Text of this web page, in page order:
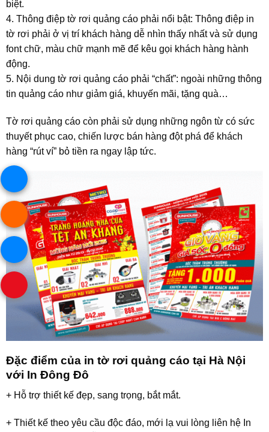
biệt.
4. Thông điệp tờ rơi quảng cáo phải nổi bật: Thông điệp in
tờ rơi phải ở vị trí khách hàng dễ nhìn thấy nhất và sử dụng
font chữ, màu chữ mạnh mẽ để kêu gọi khách hàng hành
động.
5. Nội dung tờ rơi quảng cáo phải “chất”: ngoài những thông
tin quảng cáo như giảm giá, khuyến mãi, tặng quà…
Tờ rơi quảng cáo còn phải sử dụng những ngôn từ có sức
thuyết phục cao, chiến lược bán hàng đột phá để khách
hàng “rút ví” bỏ tiền ra ngay lập tức.
Đặc điểm của in tờ rơi quảng cáo tại Hà Nội
với In Đông Đô
+ Hỗ trợ thiết kế đẹp, sang trọng, bắt mắt.
+ Thiết kế theo yêu cầu độc đáo, mới lạ vui lòng liên hệ In